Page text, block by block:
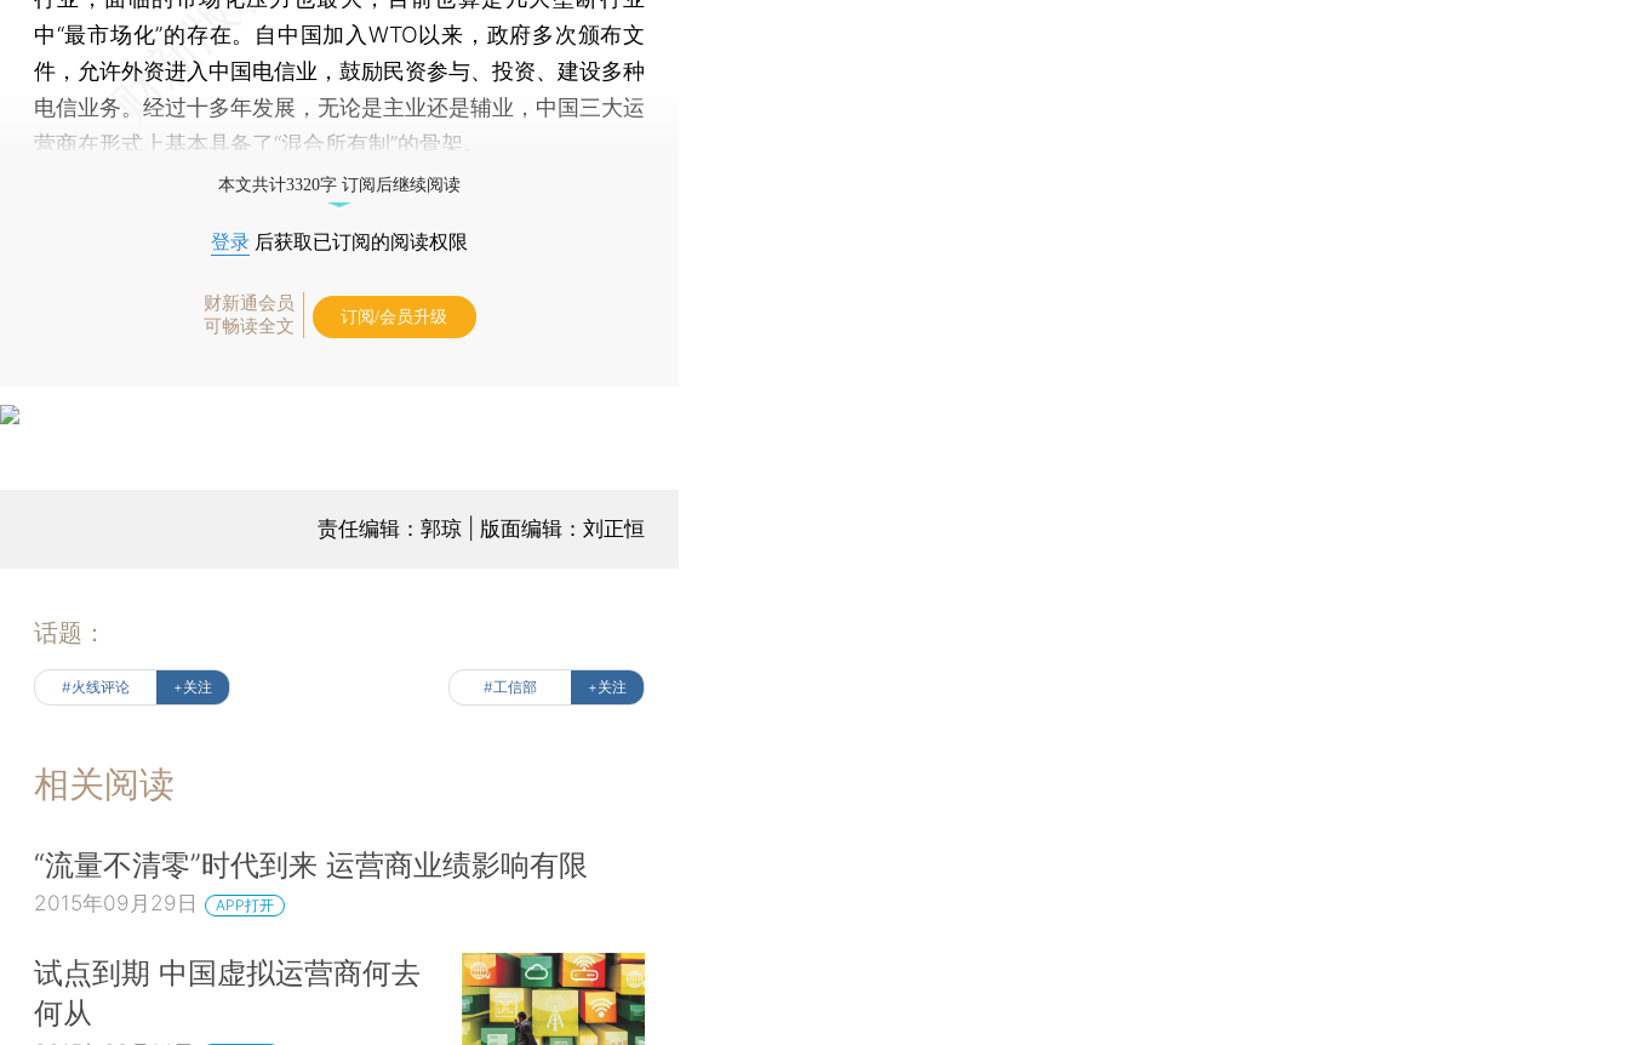
中“最市场化”的存在。自中国加入WTO以来，政府多次颁布文
件，允许外资进入中国电信业，鼓励民资参与、投资、建设多种
电信业务。经过十多年发展，无论是主业还是辅业，中国三大运
营商在形式上基本具备了“混合所有制”的骨架。
本文共计3320字 订阅后继续阅读
登录 后获取已订阅的阅读权限
财新通会员
可畅读全文
订阅/会员升级
责任编辑：郭琼 | 版面编辑：刘正恒
话题：
#火线评论 +关注 #工信部 +关注
相关阅读
“流量不清零”时代到来 运营商业绩影响有限
2015年09月29日 APP打开
试点到期 中国虚拟运营商何去
何从